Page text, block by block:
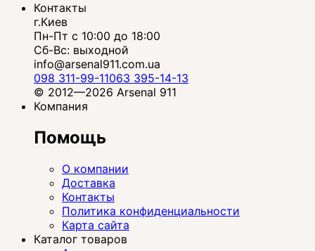
Контакты
г.Киев
Пн-Пт с 10:00 до 18:00
Сб-Вс: выходной
info@arsenal911.com.ua
098 311-99-11063 395-14-13
© 2012—2026 Arsenal 911
Компания
Помощь
О компании
Доставка
Контакты
Политика конфиденциальности
Карта сайта
Каталог товаров